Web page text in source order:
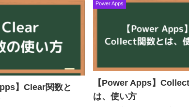
】Clear関数と
Power Apps
【Power Apps】
は、使い方